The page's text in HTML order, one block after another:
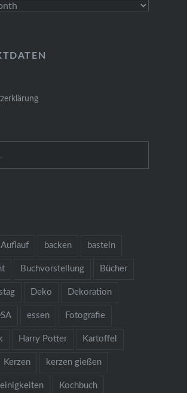
Auflauf backen basteln
Buchvorstellung Bücher
Deko Dekoration
essen Fotografie
Harry Potter Kartoffel
Kerzen kerzen gießen
Kochbuch